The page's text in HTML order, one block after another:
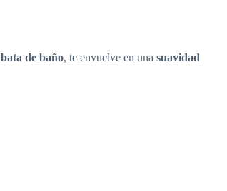
bata de baño, te envuelve en una suavidad